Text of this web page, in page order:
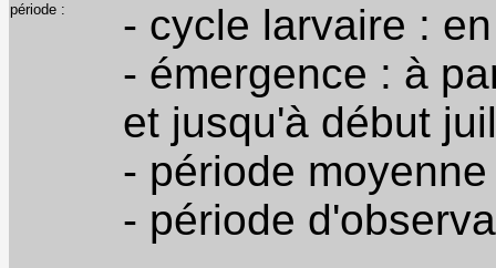
période :
- cycle larvaire :
- émergence : à
et jusqu'à début
- période
- période